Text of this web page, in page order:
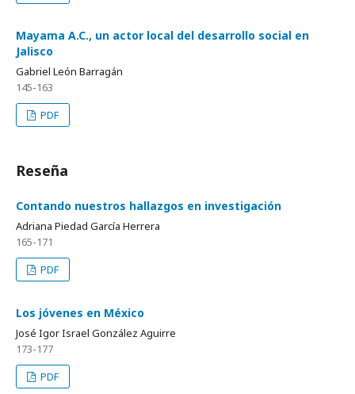
Mayama A.C., un actor local del desarrollo social en
Jalisco
Gabriel León Barragán
145-163
PDF
Reseña
Contando nuestros hallazgos en investigación
Adriana Piedad García Herrera
165-171
PDF
Los jóvenes en México
José Igor Israel González Aguirre
173-177
PDF